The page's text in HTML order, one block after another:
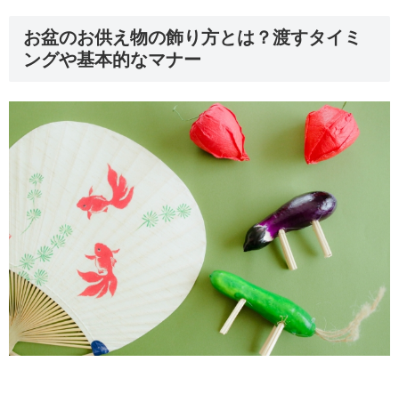
お盆のお供え物の飾り方とは？渡すタイミ
ングや基本的なマナー